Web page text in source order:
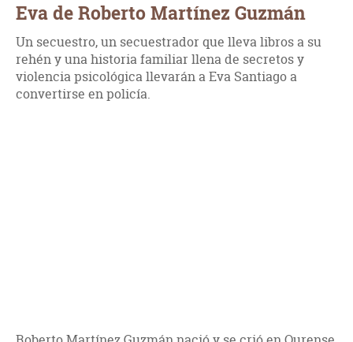
Eva de Roberto Martínez Guzmán
Un secuestro, un secuestrador que lleva libros a su
rehén y una historia familiar llena de secretos y
violencia psicológica llevarán a Eva Santiago a
convertirse en policía.